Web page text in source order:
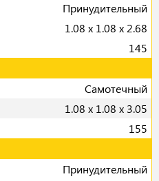
Принудительный
1.08 x 1.08 x 2.68
145
Самотечный
1.08 x 1.08 x 3.05
155
Принудительный